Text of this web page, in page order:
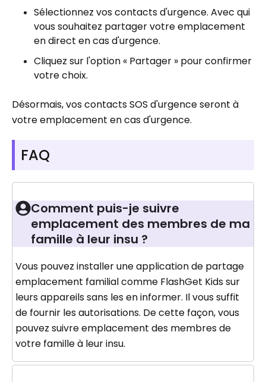
Sélectionnez vos contacts d'urgence. Avec qui
vous souhaitez partager votre emplacement
en direct en cas d'urgence.
Cliquez sur l'option « Partager » pour confirmer
votre choix.
Désormais, vos contacts SOS d'urgence seront à
votre emplacement en cas d'urgence.
FAQ
Comment puis-je suivre
emplacement des membres de ma
famille à leur insu ?
Vous pouvez installer une application de partage
emplacement familial comme FlashGet Kids sur
leurs appareils sans les en informer. Il vous suffit
de fournir les autorisations. De cette façon, vous
pouvez suivre emplacement des membres de
votre famille à leur insu.